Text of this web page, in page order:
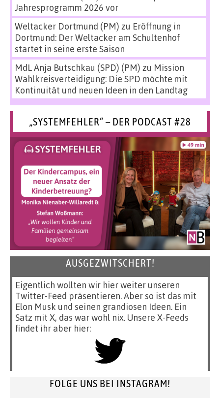
Jahresprogramm 2026 vor
Weltacker Dortmund (PM) zu Eröffnung in
Dortmund: Der Weltacker am Schultenhof
startet in seine erste Saison
MdL Anja Butschkau (SPD) (PM) zu Mission
Wahlkreisverteidigung: Die SPD möchte mit
Kontinuität und neuen Ideen in den Landtag
„SYSTEMFEHLER“ – DER PODCAST #28
AUSGEZWITSCHERT!
Eigentlich wollten wir hier weiter unseren
Twitter-Feed präsentieren. Aber so ist das mit
Elon Musk und seinen grandiosen Ideen. Ein
Satz mit X, das war wohl nix. Unsere X-Feeds
findet ihr aber hier:
FOLGE UNS BEI INSTAGRAM!